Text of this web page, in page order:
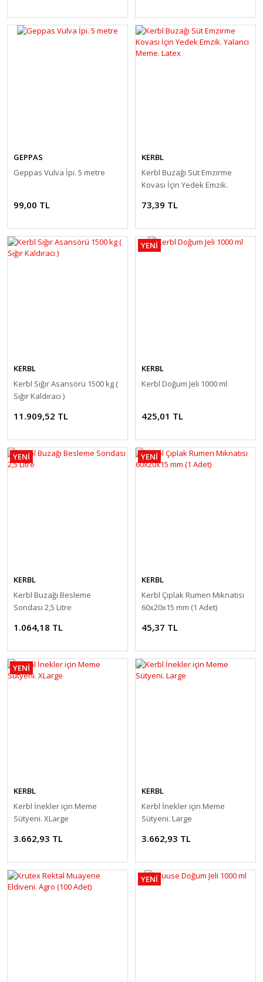
GEPPAS
Geppas Vulva İpi. 5 metre
99,00 TL
KERBL
Kerbl Buzağı Süt Emzirme
Kovası İçin Yedek Emzik.
73,39 TL
KERBL
Kerbl Sığır Asansörü 1500 kg (
Sığır Kaldıracı )
11.909,52 TL
YENİ
KERBL
Kerbl Doğum Jeli 1000 ml
425,01 TL
YENİ
KERBL
Kerbl Buzağı Besleme
Sondası 2,5 Litre
1.064,18 TL
YENİ
KERBL
Kerbl Çıplak Rumen Mıknatısı
60x20x15 mm (1 Adet)
45,37 TL
YENİ
KERBL
Kerbl İnekler için Meme
Sütyeni. XLarge
3.662,93 TL
KERBL
Kerbl İnekler için Meme
Sütyeni. Large
3.662,93 TL
YENİ